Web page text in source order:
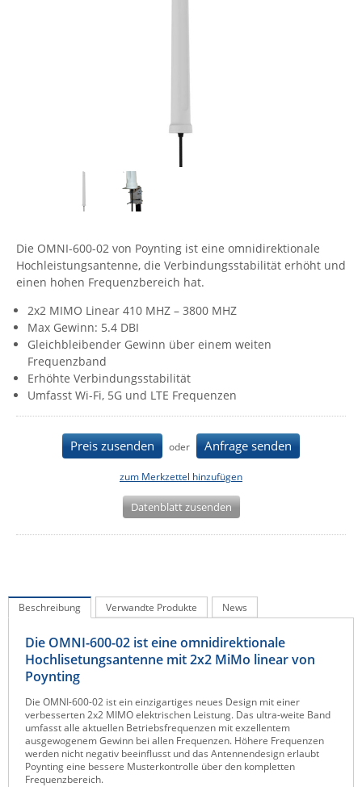
RMA / Rücksendung / Support
Enginko - mcf88
Fokus Technologies
Gude
Guntermann & Drunck
High Sec Labs
HW group
Icron
IEC Lock
Kramer Electronics
LigoWave
Netio
Panorama Antennas
PatchSee
Poynting
Raritan
Riello UPS
Die OMNI-600-02 von Poynting ist eine omnidirektionale
Hochleistungsantenne, die Verbindungsstabilität erhöht und
einen hohen Frequenzbereich hat.
2x2 MIMO Linear 410 MHZ – 3800 MHZ
Max Gewinn: 5.4 DBI
Gleichbleibender Gewinn über einem weiten
Frequenzband
Erhöhte Verbindungsstabilität
Umfasst Wi-Fi, 5G und LTE Frequenzen
Preis zusenden oder Anfrage senden
zum Merkzettel hinzufügen
Datenblatt zusenden
Beschreibung Verwandte Produkte News
Die OMNI-600-02 ist eine omnidirektionale
Hochlisetungsantenne mit 2x2 MiMo linear von
Poynting
Die OMNI-600-02 ist ein einzigartiges neues Design mit einer
verbesserten 2x2 MIMO elektrischen Leistung. Das ultra-weite Band
umfasst alle aktuellen Betriebsfrequenzen mit exzellentem
ausgewogenem Gewinn bei allen Frequenzen. Höhere Frequenzen
werden nicht negativ beeinflusst und das Antennendesign erlaubt
Poynting eine bessere Musterkontrolle über den kompletten
Frequenzbereich.